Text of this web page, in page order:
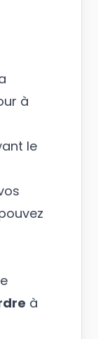
à
le
à